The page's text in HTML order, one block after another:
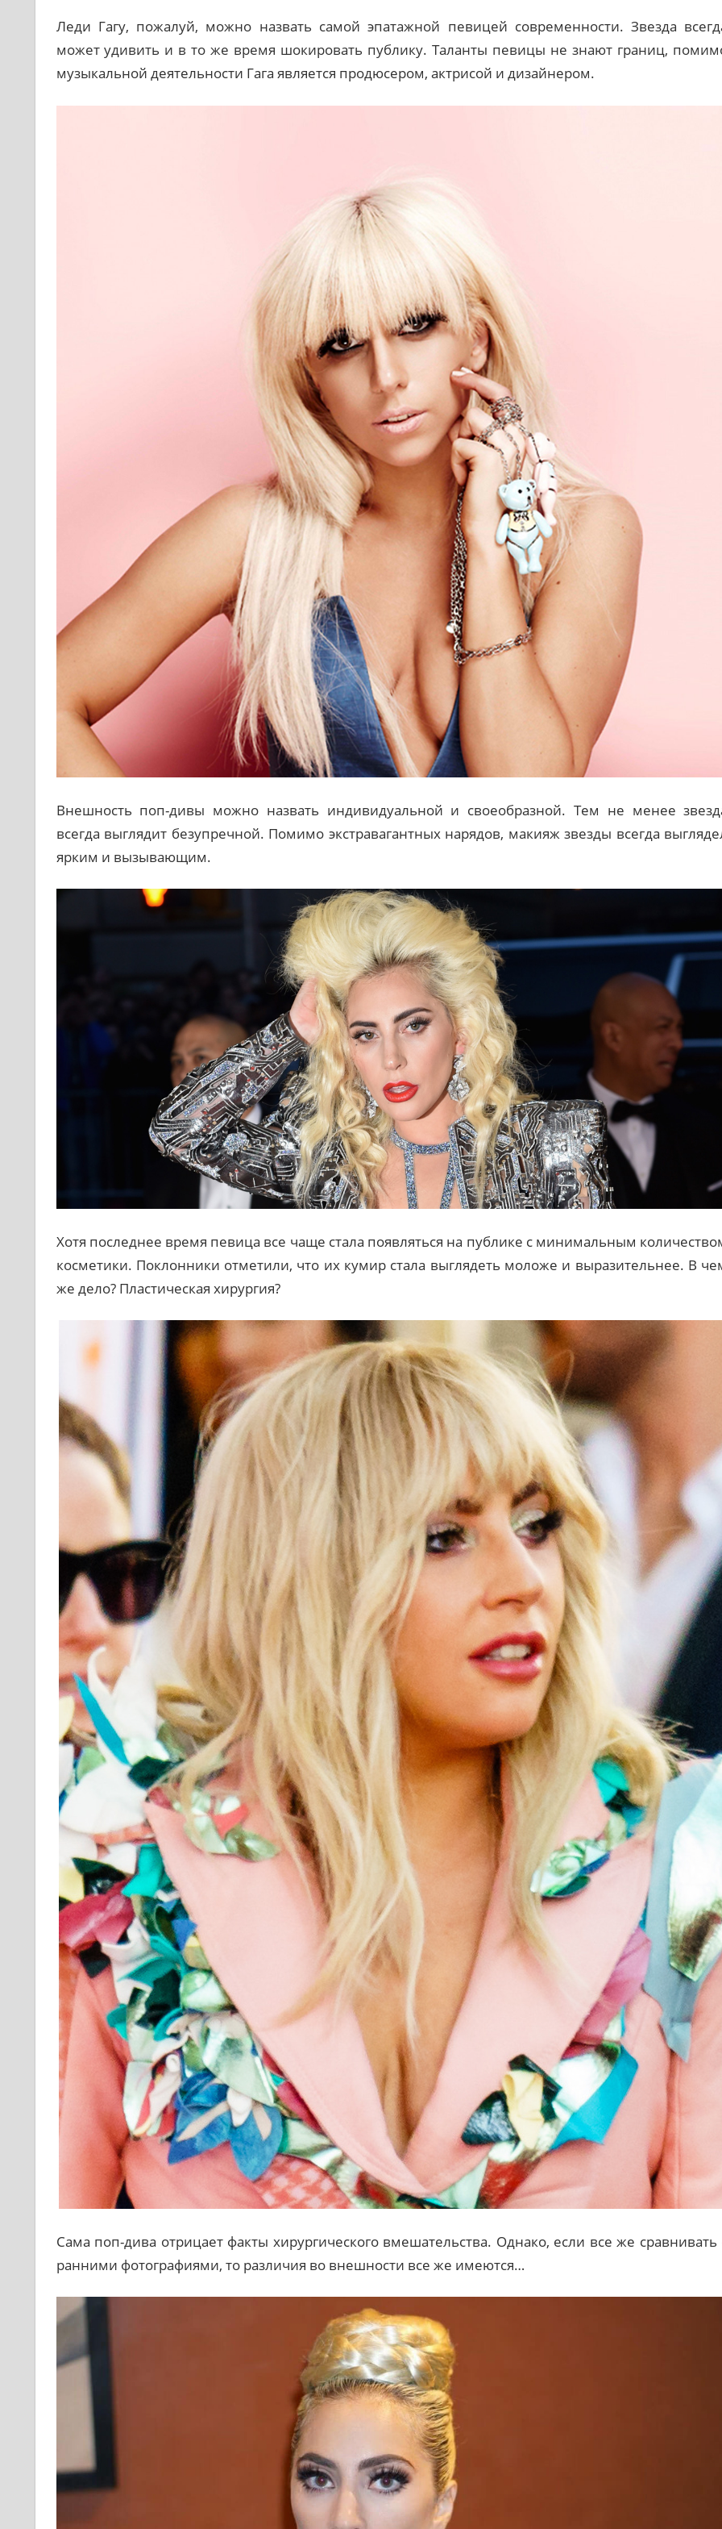
Леди Гагу, пожалуй, можно назвать самой эпатажной певицей современности. Звезда
может удивить и в то же время шокировать публику. Таланты певицы не знают границ,
музыкальной деятельности Гага является продюсером, актрисой и дизайнером.
Внешность поп-дивы можно назвать индивидуальной и своеобразной. Тем не менее
всегда выглядит безупречной. Помимо экстравагантных нарядов, макияж звезды всегда
ярким и вызывающим.
Хотя последнее время певица все чаще стала появляться на публике с минимальным
косметики. Поклонники отметили, что их кумир стала выглядеть моложе и выразительнее. В
же дело? Пластическая хирургия?
Сама поп-дива отрицает факты хирургического вмешательства. Однако, если все же сравнивать
ранними фотографиями, то различия во внешности все же имеются…